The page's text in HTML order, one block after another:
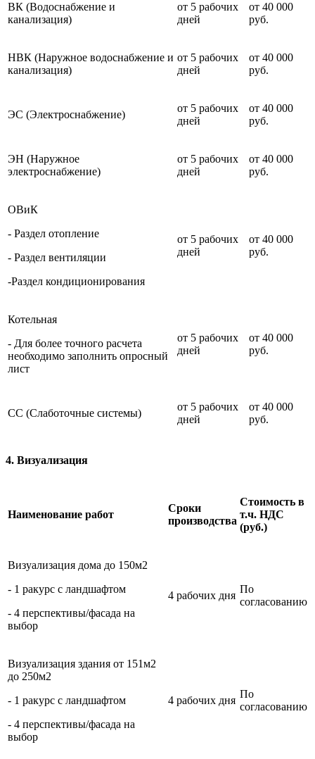
ВК (Водоснабжение и
канализация)
от 5 рабочих
дней
от 40 000
руб.
НВК (Наружное водоснабжение и
канализация)
от 5 рабочих
дней
от 40 000
руб.
ЭС (Электроснабжение)
от 5 рабочих
дней
от 40 000
руб.
ЭН (Наружное
электроснабжение)
от 5 рабочих
дней
от 40 000
руб.
ОВиК
- Раздел отопление
- Раздел вентиляции
-Раздел кондиционирования
от 5 рабочих
дней
от 40 000
руб.
Котельная
- Для более точного расчета
необходимо заполнить опросный
лист
от 5 рабочих
дней
от 40 000
руб.
СС (Слаботочные системы)
от 5 рабочих
дней
от 40 000
руб.
4. Визуализация
Наименование работ
Cроки
производства
Стоимость в
т.ч. НДС
(руб.)
Визуализация дома до 150м2
- 1 ракурс с ландшафтом
- 4 перспективы/фасада на
выбор
4 рабочих дня
По
согласованию
Визуализация здания от 151м2
до 250м2
- 1 ракурс с ландшафтом
- 4 перспективы/фасада на
выбор
4 рабочих дня
По
согласованию